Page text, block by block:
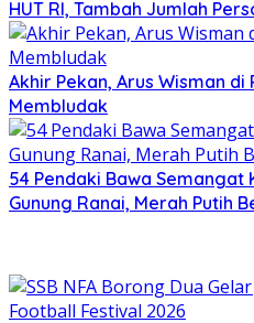
HUT RI, Tambah Jumlah
Akhir Pekan, Arus Wisman
Membludak
54 Pendaki Bawa Semangat
Gunung Ranai, Merah Putih